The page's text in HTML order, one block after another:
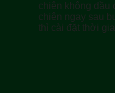
chiên không dầu
chiên ngay sau
thì cài đặt thời